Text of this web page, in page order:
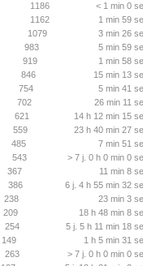
1186
< 1 min 0
1162
1 min 59
1079
3 min 26
983
5 min 59
919
1 min 58
846
15 min 13
754
5 min 41
702
26 min 11
621
14 h 12 min 15
559
23 h 40 min 27
485
7 min 51
543
> 7 j. 0 h 0 min 0
367
11 min 8
386
6 j. 4 h 55 min 32
238
23 min 3
209
18 h 48 min 8
254
5 j. 5 h 11 min 18
149
1 h 5 min 31
263
> 7 j. 0 h 0 min 0